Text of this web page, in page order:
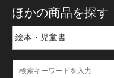
ほかの商品を探す